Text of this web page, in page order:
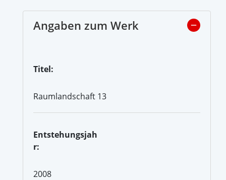
Angaben zum Werk
Titel:
Raumlandschaft 13
Entstehungsjah
r:
2008